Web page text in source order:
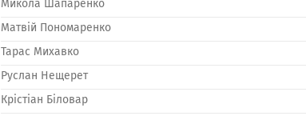
Микола Шапаренко
Матвій Пономаренко
Тарас Михавко
Руслан Нещерет
Крістіан Біловар